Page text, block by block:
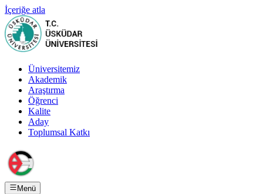
İçeriğe atla
Üniversitemiz
Akademik
Araştırma
Öğrenci
Kalite
Aday
Toplumsal Katkı
Menü